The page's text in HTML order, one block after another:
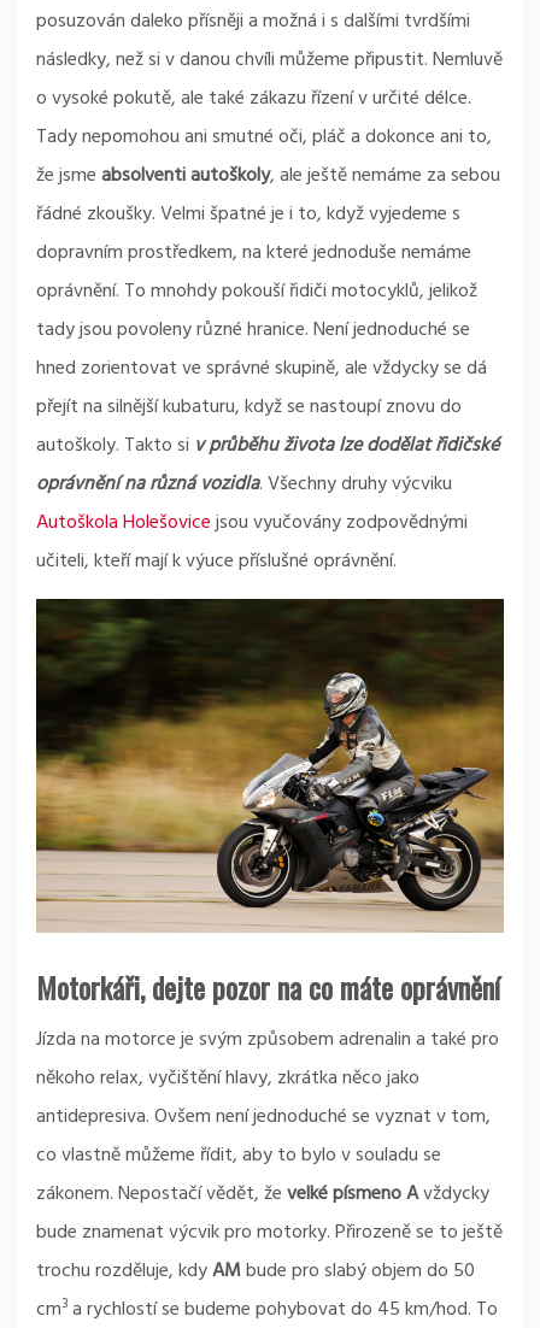
posuzován daleko přísněji a možná i s dalšími tvrdšími
následky, než si v danou chvíli můžeme připustit. Nemluvě
o vysoké pokutě, ale také zákazu řízení v určité délce.
Tady nepomohou ani smutné oči, pláč a dokonce ani to,
že jsmeabsolventi autoškoly, ale ještě nemáme za sebou
řádné zkoušky. Velmi špatné je i to, když vyjedeme s
dopravním prostředkem, na které jednoduše nemáme
oprávnění. To mnohdy pokouší řidiči motocyklů, jelikož
tady jsou povoleny různé hranice. Není jednoduché se
hned zorientovat ve správné skupině, ale vždycky se dá
přejít na silnější kubaturu, když se nastoupí znovu do
autoškoly. Takto si v průběhu života lze dodělat řidičské
oprávnění na různá vozidla. Všechny druhy výcviku
Autoškola Holešovicejsou vyučovány zodpovědnými
učiteli, kteří mají k výuce příslušné oprávnění.
Motorkáři, dejte pozor na co máte oprávnění
Jízda na motorce je svým způsobem adrenalin a také pro
někoho relax, vyčištění hlavy, zkrátka něco jako
antidepresiva. Ovšem není jednoduché se vyznat v tom,
co vlastně můžeme řídit, aby to bylo v souladu se
zákonem. Nepostačí vědět, ževelké písmeno Avždycky
bude znamenat výcvik pro motorky. Přirozeně se to ještě
trochu rozděluje, kdyAMbude pro slabý objem do 50
cm3 a rychlostí se budeme pohybovat do 45 km/hod. To